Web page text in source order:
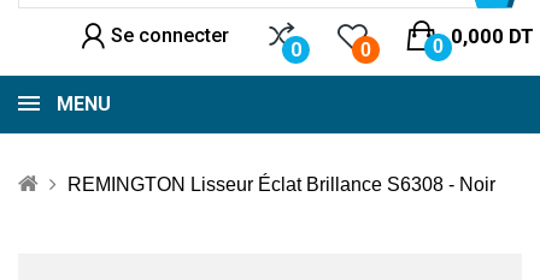
Se connecter
0 0
0,000 DT
0
MENU
REMINGTON Lisseur Éclat Brillance S6308 - Noir